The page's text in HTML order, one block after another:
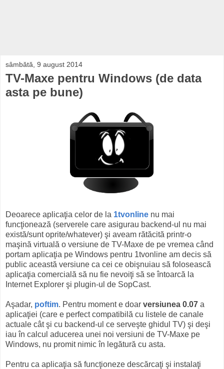
sâmbătă, 9 august 2014
TV-Maxe pentru Windows (de data
asta pe bune)
Deoarece aplicaţia celor de la 1tvonline nu mai
funcţionează (serverele care asigurau backend-ul nu mai
există/sunt oprite/whatever) şi aveam rătăcită printr-o
maşină virtuală o versiune de TV-Maxe de pe vremea când
portam aplicaţia pe Windows pentru 1tvonline am decis să
public această versiune ca cei ce obişnuiau să folosească
aplicaţia comercială să nu fie nevoiţi să se întoarcă la
Internet Explorer şi plugin-ul de SopCast.
Aşadar, poftim. Pentru moment e doar versiunea 0.07 a
aplicaţiei (care e perfect compatibilă cu listele de canale
actuale cât şi cu backend-ul ce serveşte ghidul TV) şi deşi
iau în calcul aducerea unei noi versiuni de TV-Maxe pe
Windows, nu promit nimic în legătură cu asta.
Pentru ca aplicaţia să funcţioneze descărcaţi şi instalaţi